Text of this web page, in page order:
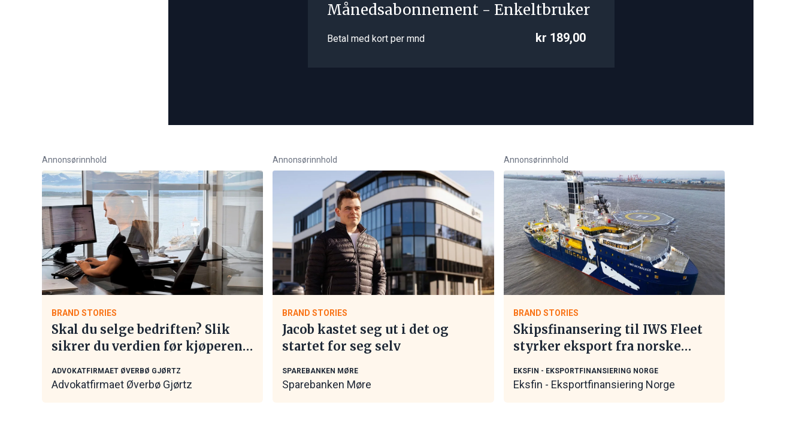
Månedsabonnement - Enkeltbruker
Betal med kort per mnd kr 189,00
Annonsørinnhold
BRAND STORIES
Skal du selge bedriften? Slik
sikrer du verdien før kjøperen
ADVOKATFIRMAET ØVERBØ GJØRTZ
Advokatfirmaet Øverbø Gjørtz
Annonsørinnhold
BRAND STORIES
Jacob kastet seg ut i det og
startet for seg selv
SPAREBANKEN MØRE
Sparebanken Møre
Annonsørinnhold
BRAND STORIES
Skipsfinansering til IWS Fleet
styrker eksport fra norske
EKSFIN - EKSPORTFINANSIERING NORGE
Eksfin - Eksportfinansiering Norge